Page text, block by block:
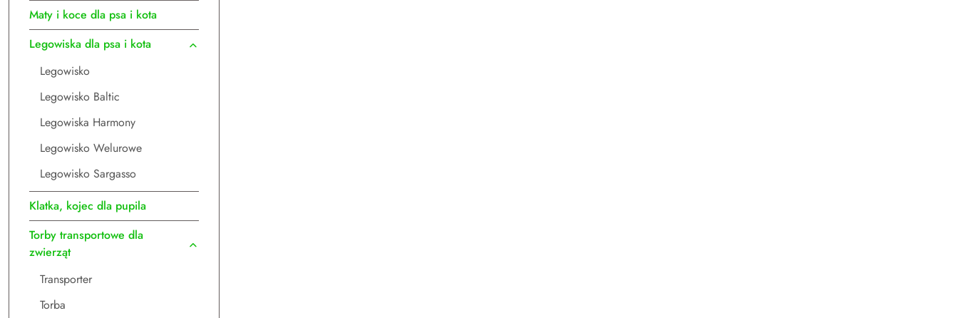
Maty i koce dla psa i kota
Legowiska dla psa i kota
Legowisko
Legowisko Baltic
Legowiska Harmony
Legowisko Welurowe
Legowisko Sargasso
Klatka, kojec dla pupila
Torby transportowe dla
zwierząt
Transporter
Torba